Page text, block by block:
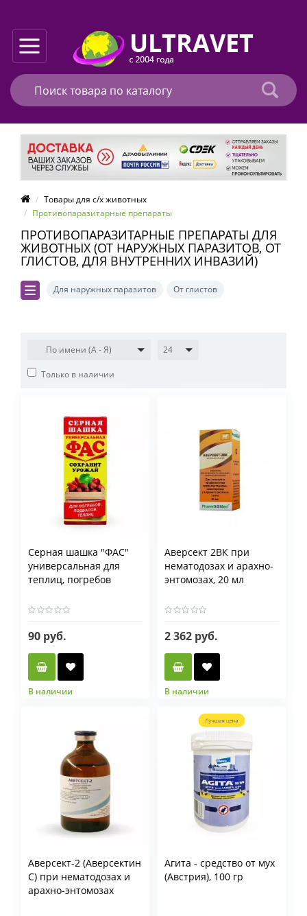
Товары для с/х животных
Противопаразитарные препараты
ПРОТИВОПАРАЗИТАРНЫЕ ПРЕПАРАТЫ ДЛЯ
ЖИВОТНЫХ (ОТ НАРУЖНЫХ ПАРАЗИТОВ, ОТ
ГЛИСТОВ, ДЛЯ ВНУТРЕННИХ ИНВАЗИЙ)
Для наружных паразитов От глистов
По имени (A - Я) 24
Только в наличии
Серная шашка "ФАС"
универсальная для
теплиц, погребов
90 руб.
В наличии
Аверсект 2ВК при
нематодозах и арахно-
энтомозах, 20 мл
2 362 руб.
В наличии
Аверсект-2 (Аверсектин
С) при нематодозах и
арахно-энтомозах
Агита - средство от мух
(Австрия), 100 гр